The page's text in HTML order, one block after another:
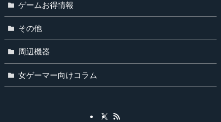
ゲームお得情報
その他
周辺機器
女ゲーマー向けコラム